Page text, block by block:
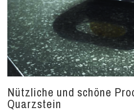
Nützliche und schöne
Quarzstein